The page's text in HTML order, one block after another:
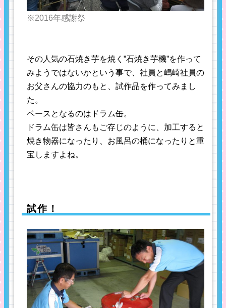
※2016年感謝祭
その人気の石焼き芋を焼く”石焼き芋機”を作って
みようではないかという事で、社員と嶋崎社員の
お父さんの協力のもと、試作品を作ってみまし
た。
ベースとなるのはドラム缶。
ドラム缶は皆さんもご存じのように、加工すると
焼き物器になったり、お風呂の桶になったりと重
宝しますよね。
試作！